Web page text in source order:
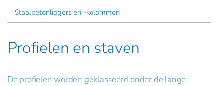
Staalbetonliggers en -kolommen
Profielen en staven
De profielen worden geklasseerd onder de lange